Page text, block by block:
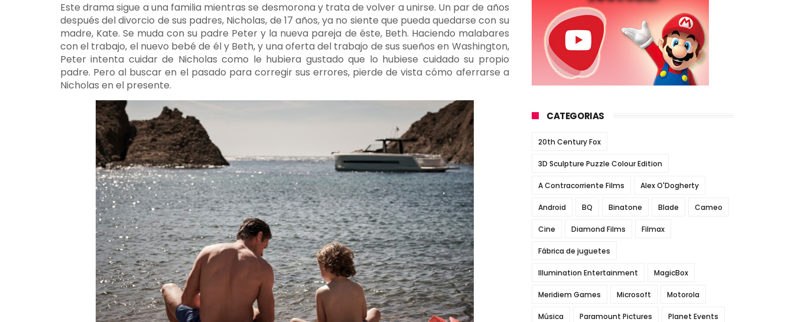
Este drama sigue a una familia mientras se desmorona y trata de volver a unirse. Un par de años
después del divorcio de sus padres, Nicholas, de 17 años, ya no siente que pueda quedarse con su
madre, Kate. Se muda con su padre Peter y la nueva pareja de éste, Beth. Haciendo malabares
con el trabajo, el nuevo bebé de él y Beth, y una oferta del trabajo de sus sueños en Washington,
Peter intenta cuidar de Nicholas como le hubiera gustado que lo hubiese cuidado su propio
padre. Pero al buscar en el pasado para corregir sus errores, pierde de vista cómo aferrarse a
Nicholas en el presente.
CATEGORIAS
20th Century Fox
3D Sculpture Puzzle Colour Edition
A Contracorriente Films Alex O'Dogherty
Android BQ Binatone Blade Cameo
Cine Diamond Films Filmax
Fábrica de juguetes
Illumination Entertainment MagicBox
Meridiem Games Microsoft Motorola
Música Paramount Pictures Planet Events